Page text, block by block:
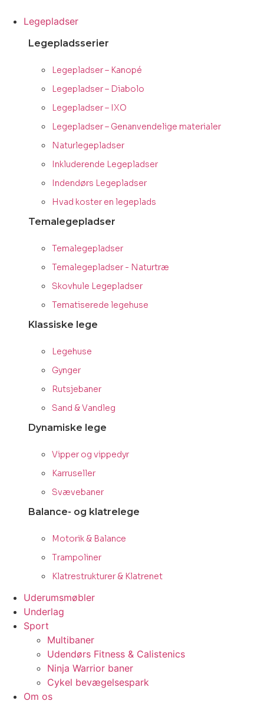
Legepladser
Legepladsserier
Legepladser – Kanopé
Legepladser – Diabolo
Legepladser – IXO
Legepladser – Genanvendelige materialer
Naturlegepladser
Inkluderende Legepladser
Indendørs Legepladser
Hvad koster en legeplads
Temalegepladser
Temalegepladser
Temalegepladser - Naturtræ
Skovhule Legepladser
Tematiserede legehuse
Klassiske lege
Legehuse
Gynger
Rutsjebaner
Sand & Vandleg
Dynamiske lege
Vipper og vippedyr
Karruseller
Svævebaner
Balance- og klatrelege
Motorik & Balance
Trampoliner
Klatrestrukturer & Klatrenet
Uderumsmøbler
Underlag
Sport
Multibaner
Udendørs Fitness & Calistenics
Ninja Warrior baner
Cykel bevægelsespark
Om os